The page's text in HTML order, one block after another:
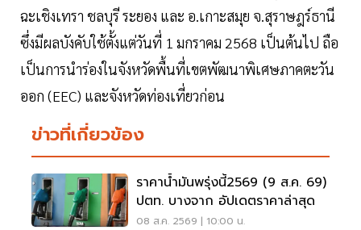
ฉะเชิงเทรา ชลบุรี ระยอง และ อ.เกาะสมุย จ.สุราษฎร์ธานี
ซึ่งมีผลบังคับใช้ตั้งแต่วันที่ 1 มกราคม 2568 เป็นต้นไป ถือ
เป็นการนำร่องในจังหวัดพื้นที่เขตพัฒนาพิเศษภาคตะวัน
ออก (EEC) และจังหวัดท่องเที่ยวก่อน
ข่าวที่เกี่ยวข้อง
ราคาน้ำมันพรุ่งนี้2569 (9 ส.ค. 69)
ปตท. บางจาก อัปเดตราคาล่าสุด
08 ส.ค. 2569 | 10:00 น.